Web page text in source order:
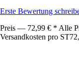
Erste Bewertung
Preis — 72,99 € * Alle
Versandkosten pro ST